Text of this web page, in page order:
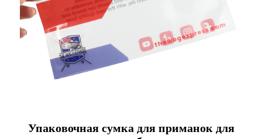
Упаковочная сумка для приманок для